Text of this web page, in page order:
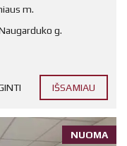
m.
g.
IŠSAMIAU
NUOMA